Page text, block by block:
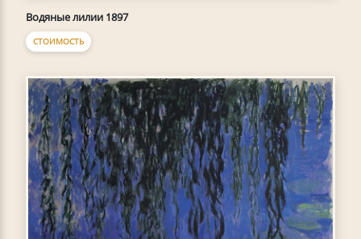
Водяные лилии 1897
СТОИМОСТЬ